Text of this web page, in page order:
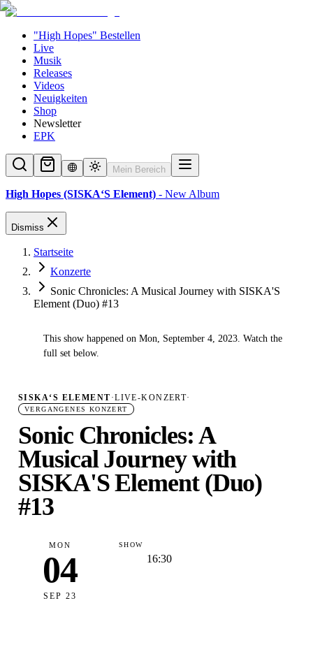
"High Hopes" Bestellen
Live
Musik
Releases
Videos
Neuigkeiten
Shop
Newsletter
EPK
Mein Bereich
High Hopes (SISKA‘S Element) - New Album
Dismiss
Startseite
Konzerte
Sonic Chronicles: A Musical Journey with SISKA'S
Element (Duo) #13
This show happened on Mon, September 4, 2023. Watch the
full set below.
SISKA‘S ELEMENT ·LIVE-KONZERT·
VERGANGENES KONZERT
Sonic Chronicles: A
Musical Journey with
SISKA'S Element (Duo)
#13
MON
04
SEP 23
SHOW
16:30